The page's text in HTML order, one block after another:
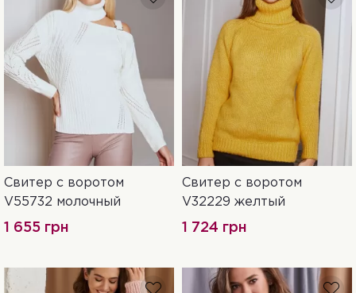
42-46
Свитер с воротом
V55732 молочный
1 655 грн
42-46
Свитер с воротом
V32229 желтый
1 724 грн